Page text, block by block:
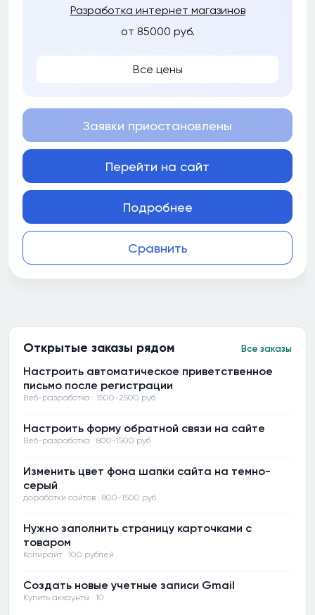
Разработка интернет магазинов
от 85000 руб.
Все цены
Сравнить
Заявки приостановлены
Перейти на сайт
Подробнее
Открытые заказы рядом Все заказы
Настроить автоматическое приветственное
письмо после регистрации
Веб-разработка · 1500-2500 руб
Настроить форму обратной связи на сайте
Веб-разработка · 800-1500 руб
Изменить цвет фона шапки сайта на темно-
серый
доработки сайтов · 800-1500 руб
Нужно заполнить страницу карточками с
товаром
Копирайт · 100 рублей
Создать новые учетные записи Gmail
Купить аккаунты · 10